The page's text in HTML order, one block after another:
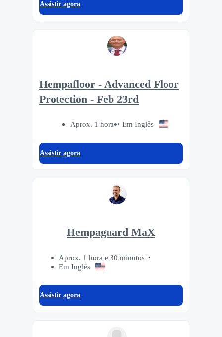
Assistir agora
Hempafloor - Advanced Floor
Protection - Feb 23rd
Aprox. 1 hora Em Inglês
Assistir agora
Hempaguard MaX
Aprox. 1 hora e 30 minutos
Em Inglês
Assistir agora